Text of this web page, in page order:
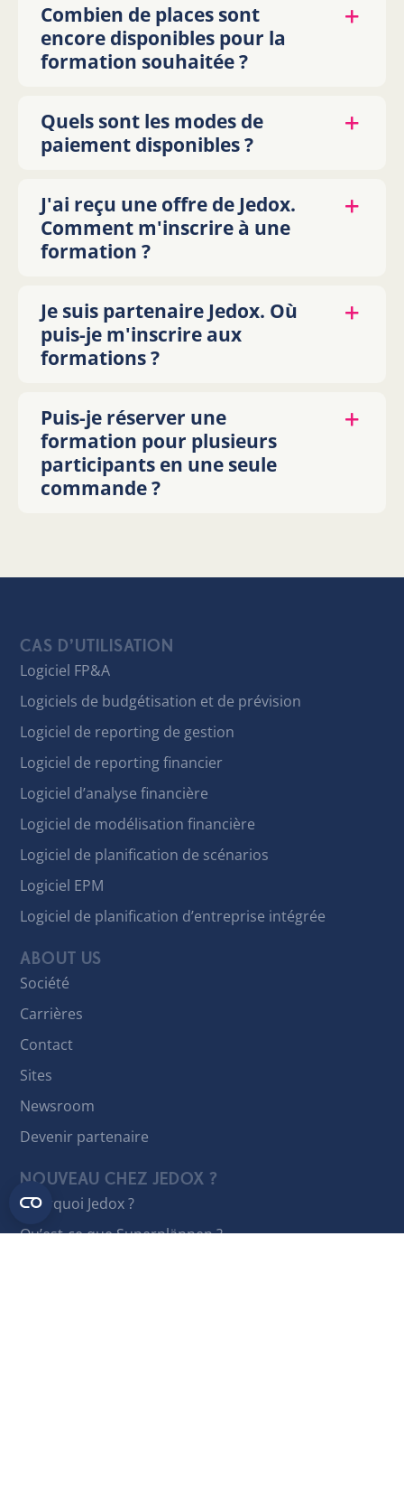
Combien de places sont
encore disponibles pour la
formation souhaitée ?
Quels sont les modes de
paiement disponibles ?
J'ai reçu une offre de Jedox.
Comment m'inscrire à une
formation ?
Je suis partenaire Jedox. Où
puis-je m'inscrire aux
formations ?
Puis-je réserver une
formation pour plusieurs
participants en une seule
commande ?
CAS D’UTILISATION
Logiciel FP&A
Logiciels de budgétisation et de prévision
Logiciel de reporting de gestion
Logiciel de reporting financier
Logiciel d’analyse financière
Logiciel de modélisation financière
Logiciel de planification de scénarios
Logiciel EPM
Logiciel de planification d’entreprise intégrée
ABOUT US
Société
Carrières
Contact
Sites
Newsroom
Devenir partenaire
NOUVEAU CHEZ JEDOX ?
Pourquoi Jedox ?
Qu’est-ce que Superplännen ?